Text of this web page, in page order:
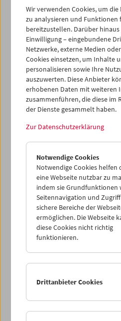
24
26
31
01 02 03
iCalender
Programmheft-PDF
English language or subtitles
< Vorherige Woche
Mo
Di
Mi
Do
Sa
Wir verwenden Cookies, um
zu analysieren und Funktionen
bereitzustellen. Darüber
Einwilligung – eingebundene
Netzwerke, externe Medien
Cookies einsetzen, um Inhalte
personalisieren sowie Ihre
auszuwerten. Diese Anbieter
erhobenen Daten mit weiteren
zusammenführen, die diese im
der Dienste gesammelt haben.
Zur Datenschutzerklärung
Notwendige Cookies
Notwendige Cookies helfen
eine Webseite nutzbar zu
indem sie Grundfunktionen
Seitennavigation und
sichere Bereiche der
ermöglichen. Die Webseite
diese Cookies nicht richtig
funktionieren.
Drittanbieter Cookies